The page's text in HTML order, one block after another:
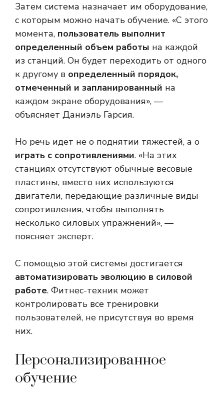
Затем система назначает им оборудование,
с которым можно начать обучение. «С этого
момента, пользователь выполнит
определенный объем работы на каждой
из станций. Он будет переходить от одного
к другому в определенный порядок,
отмеченный и запланированный на
каждом экране оборудования», —
объясняет Даниэль Гарсия.
Но речь идет не о поднятии тяжестей, а о
играть с сопротивлениями. «На этих
станциях отсутствуют обычные весовые
пластины, вместо них используются
двигатели, передающие различные виды
сопротивления, чтобы выполнять
несколько силовых упражнений», —
поясняет эксперт.
С помощью этой системы достигается
автоматизировать эволюцию в силовой
работе. Фитнес-техник может
контролировать все тренировки
пользователей, не присутствуя во время
них.
Персонализированное
обучение